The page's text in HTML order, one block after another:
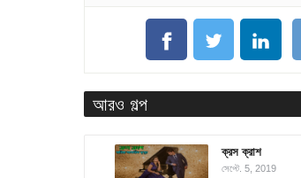
আরও গল্প
ক্রস ক্রাশ
সেপ্টে. 5, 2019